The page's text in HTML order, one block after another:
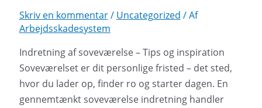
Skriv en kommentar/ Uncategorized / Af
Arbejdsskadesystem
Indretning af soveværelse – Tips og inspiration
Soveværelset er dit personlige fristed – det sted,
hvor du lader op, finder ro og starter dagen. En
gennemtænkt soveværelse indretning handler